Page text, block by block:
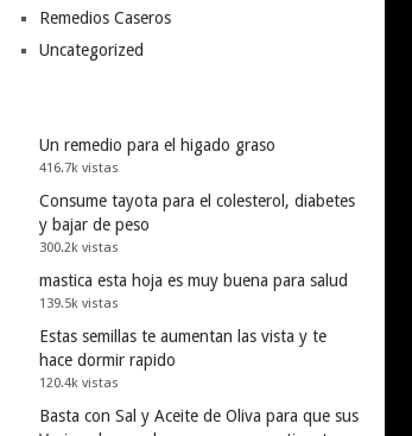
Remedios Caseros
Uncategorized
Un remedio para el higado graso
416.7k vistas
Consume tayota para el colesterol, diabetes
y bajar de peso
300.2k vistas
mastica esta hoja es muy buena para salud
139.5k vistas
Estas semillas te aumentan las vista y te
hace dormir rapido
120.4k vistas
Basta con Sal y Aceite de Oliva para que sus